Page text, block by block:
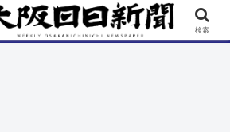
ース 連載 街ネタ イベント
検索